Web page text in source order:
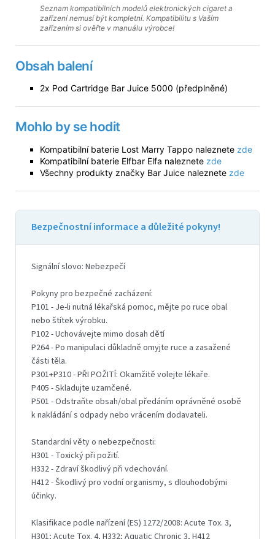
Seznam kompatibilních modelů elektronických cigaret a
zařízení nemusí být kompletní. Kompatibilitu s Vaším
zařízením si ověřte v manuálu výrobce!
Obsah balení
2x Pod Cartridge Bar Juice 5000 (předplněné)
Mohlo by se hodit
Kompatibilní baterie Lost Marry Tappo naleznete zde
Kompatibilní baterie Elfbar Elfa naleznete zde
Všechny produkty značky Bar Juice naleznete zde